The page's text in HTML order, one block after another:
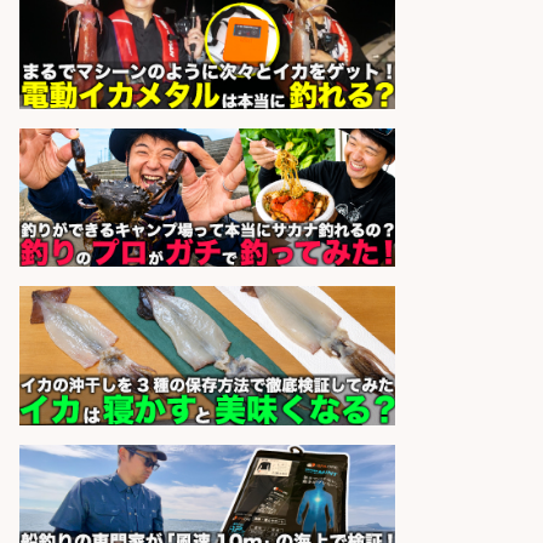
オキアミをはじめとする釣り餌の
「製造」/釣り好き歓迎
会社名 広松久水産株式会社
sponsored by 求人ボックス
宮崎/魚や漁業に関わる現場・事務
の「総合職」 未経験可
会社名 宮崎県漁業協同組合連合会
sponsored by 求人ボックス
精肉・青果・鮮魚販売/「志布志
市」お魚のカットや商品の陳列スタ
ッフ/志布志市/「時給1,150円〜」/
未経験歓迎×残業少なめ×車通勤OK/
鹿児島県